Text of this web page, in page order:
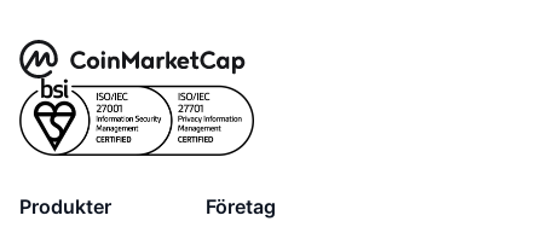
Produkter Företag